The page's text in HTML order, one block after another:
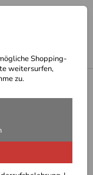
Shopping-
weitersurfen,
zu.
Rollen